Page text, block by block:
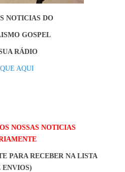
NOTICIAS DO
GOSPEL
RÁDIO
AQUI
NOSSAS NOTICIAS
PARA RECEBER NA LISTA
ENVIOS)